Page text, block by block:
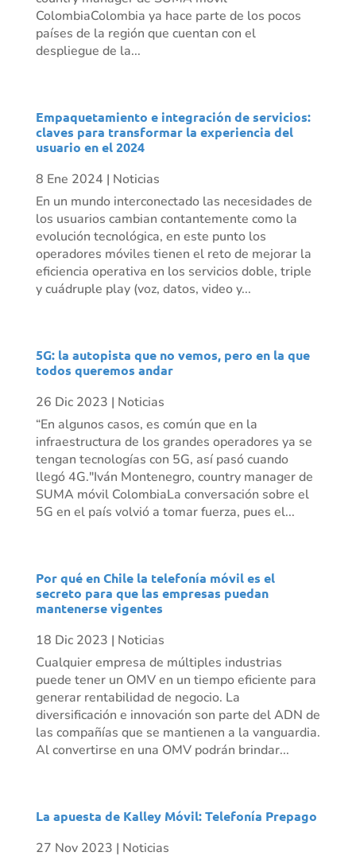
ColombiaColombia ya hace parte de los pocos
países de la región que cuentan con el
despliegue de la...
Empaquetamiento e integración de servicios:
claves para transformar la experiencia del
usuario en el 2024
8 Ene 2024 | Noticias
En un mundo interconectado las necesidades de
los usuarios cambian contantemente como la
evolución tecnológica, en este punto los
operadores móviles tienen el reto de mejorar la
eficiencia operativa en los servicios doble, triple
y cuádruple play (voz, datos, video y...
5G: la autopista que no vemos, pero en la que
todos queremos andar
26 Dic 2023 | Noticias
“En algunos casos, es común que en la
infraestructura de los grandes operadores ya se
tengan tecnologías con 5G, así pasó cuando
llegó 4G."Iván Montenegro, country manager de
SUMA móvil ColombiaLa conversación sobre el
5G en el país volvió a tomar fuerza, pues el...
Por qué en Chile la telefonía móvil es el
secreto para que las empresas puedan
mantenerse vigentes
18 Dic 2023 | Noticias
Cualquier empresa de múltiples industrias
puede tener un OMV en un tiempo eficiente para
generar rentabilidad de negocio. La
diversificación e innovación son parte del ADN de
las compañías que se mantienen a la vanguardia.
Al convertirse en una OMV podrán brindar...
La apuesta de Kalley Móvil: Telefonía Prepago
27 Nov 2023 | Noticias